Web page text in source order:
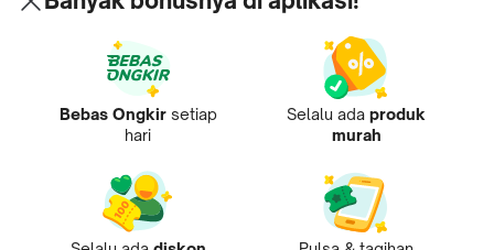
Bebas Ongkir setiap
hari
Selalu ada produk
murah